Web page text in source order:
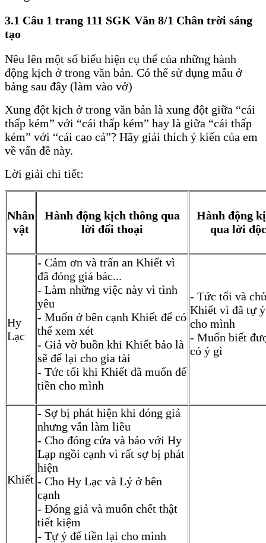
3.1 Câu 1 trang 111 SGK Văn 8/1 Chân trời sáng
tạo
Nêu lên một số biểu hiện cụ thể của những hành
động kịch ở trong văn bản. Có thể sử dụng mẫu ở
bảng sau đây (làm vào vở)
Xung đột kịch ở trong văn bản là xung đột giữa “cái
thấp kém” với “cái thấp kém” hay là giữa “cái thấp
kém” với “cái cao cả”? Hãy giải thích ý kiến của em
về vấn đề này.
Lời giải chi tiết:
Nhân
vật
Hành động kịch thông qua
lời đối thoại
Hành động
qua lời
Hy
Lạc
- Cảm ơn và trấn an Khiết vì
đã đóng giả bác...
- Làm những việc này vì tình
yêu
- Muốn ở bên cạnh Khiết để có
thể xem xét
- Giả vờ buồn khi Khiết bảo là
sẽ để lại cho gia tài
- Tức tối khi Khiết đã muốn để
tiền cho mình
- Tức tối và
Khiết vì đã tự
cho mình
- Muốn biết
có ý gì
Khiết
- Sợ bị phát hiện khi đóng giả
nhưng vẫn làm liều
- Cho đóng cửa và bảo với Hy
Lạp ngồi cạnh vì rất sợ bị phát
hiện
- Cho Hy Lạc và Lý ở bên
cạnh
- Đóng giả và muốn chết thật
tiết kiệm
- Tự ý để tiền lại cho mình